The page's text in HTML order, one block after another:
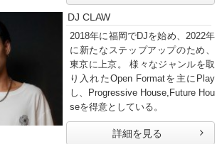
DJ CLAW
2018年に福岡でDJを始め、2022年
に新たなステップアップのため、
東京に上京。 様々なジャンルを取
り入れたOpen Formatを主にPlay
し、Progressive House,Future Hou
seを得意としている。
詳細を見る